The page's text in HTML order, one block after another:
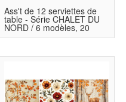
Ass't de 12 serviettes de
table - Série CHALET DU
NORD / 6 modèles, 20
unités ch.